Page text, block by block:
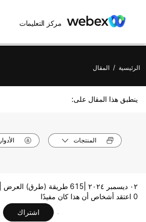
مركز التعليمات
الرئيسية / المقال
ينطبق هذا المقال على:
المنتجات الأدوار
٠٢ ديسمبر ٢٠٢٤ |
615 طريقة (طرق) العرض |
0 اعتقد أشخاص أن هذا كان مفيدًا
اشتراك